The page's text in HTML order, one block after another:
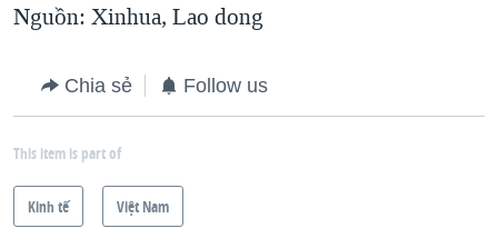
Nguồn: Xinhua, Lao dong
Chia sẻ Follow us
This item is part of
Kinh tế Việt Nam